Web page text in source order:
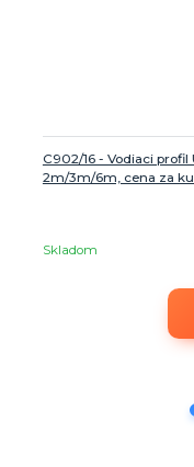
C902/16 - Vodiaci
2m/3m/6m, cena za
Skladom